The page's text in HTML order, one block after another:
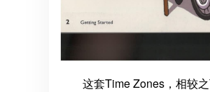
这套Time Zones，相较